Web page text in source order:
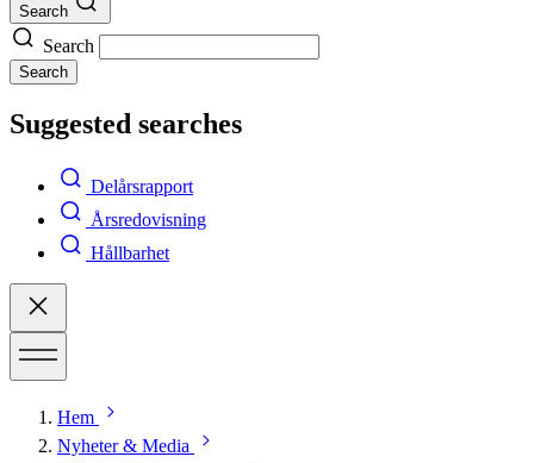
Search
Search
Search
Suggested searches
Delårsrapport
Årsredovisning
Hållbarhet
Hem
Nyheter & Media